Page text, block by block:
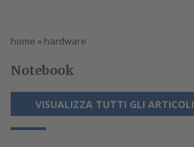
home » hardware
Notebook
VISUALIZZA TUTTI GLI ARTICOLI